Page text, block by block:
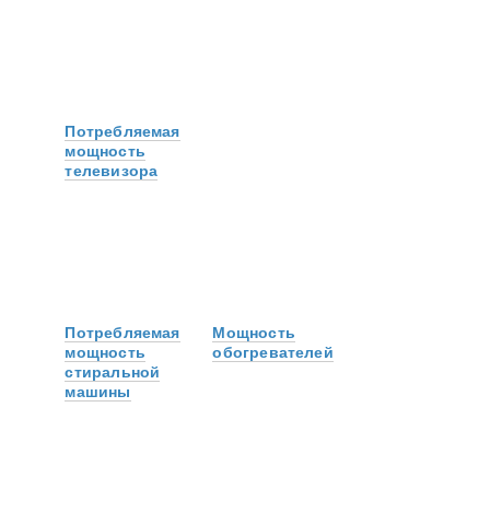
Потребляемая
мощность
телевизора
Потребляемая
мощность
стиральной
машины
Мощность
обогревателей